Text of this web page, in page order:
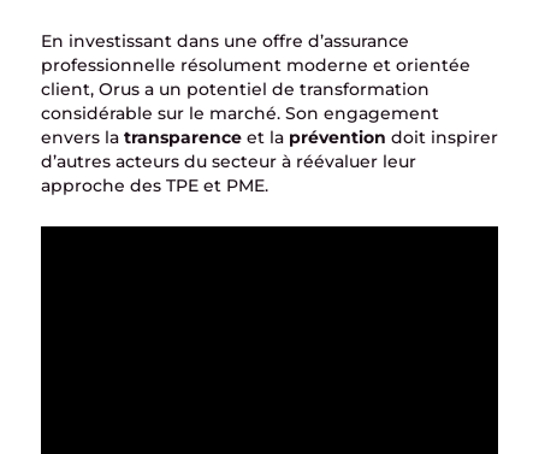
En investissant dans une offre d’assurance
professionnelle résolument moderne et orientée
client, Orus a un potentiel de transformation
considérable sur le marché. Son engagement
envers la transparence et la prévention doit inspirer
d’autres acteurs du secteur à réévaluer leur
approche des TPE et PME.